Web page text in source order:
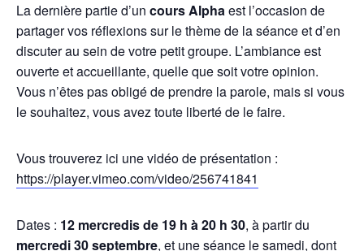
La dernière partie d’un cours Alphaest l’occasion de
partager vos réflexions sur le thème de la séance et d’en
discuter au sein de votre petit groupe. L’ambiance est
ouverte et accueillante, quelle que soit votre opinion.
Vous n’êtes pas obligé de prendre la parole, mais si vous
le souhaitez, vous avez toute liberté de le faire.
Vous trouverez ici une vidéo de présentation :
https://player.vimeo.com/video/256741841
Dates : 12 mercredis de 19 h à 20 h 30, à partir du
mercredi 30 septembre, et une séance le samedi, dont